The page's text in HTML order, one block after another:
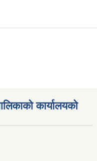
कार्यालयको